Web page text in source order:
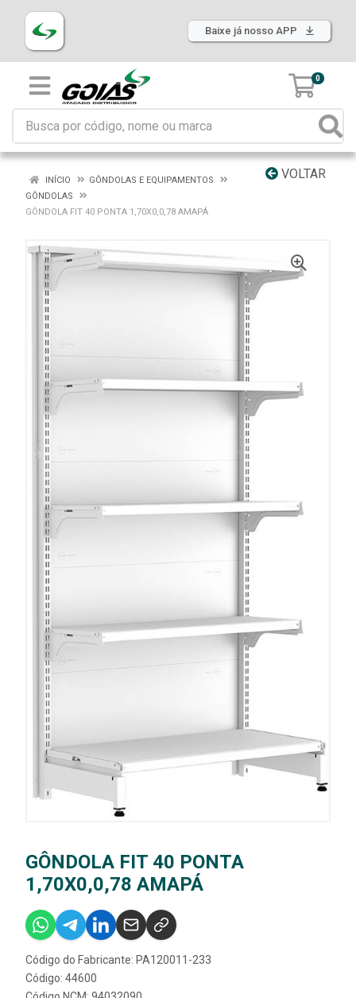
Baixe já nosso APP
0
VOLTAR
INÍCIO
GÔNDOLAS E EQUIPAMENTOS
GÔNDOLAS
GÔNDOLA FIT 40 PONTA 1,70X0,0,78 AMAPÁ
GÔNDOLA FIT 40 PONTA
1,70X0,0,78 AMAPÁ
Código do Fabricante: PA120011-233
Código: 44600